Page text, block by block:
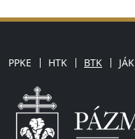
PPKE HTK BTK JÁK